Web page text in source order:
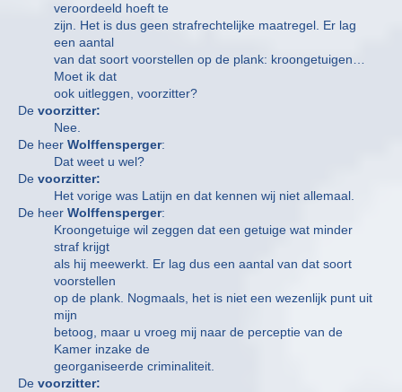
veroordeeld hoeft te
zijn. Het is dus geen strafrechtelijke maatregel. Er lag
een aantal
van dat soort voorstellen op de plank: kroongetuigen…
Moet ik dat
ook uitleggen, voorzitter?
De voorzitter:
Nee.
De heer Wolffensperger:
Dat weet u wel?
De voorzitter:
Het vorige was Latijn en dat kennen wij niet allemaal.
De heer Wolffensperger:
Kroongetuige wil zeggen dat een getuige wat minder
straf krijgt
als hij meewerkt. Er lag dus een aantal van dat soort
voorstellen
op de plank. Nogmaals, het is niet een wezenlijk punt uit
mijn
betoog, maar u vroeg mij naar de perceptie van de
Kamer inzake de
georganiseerde criminaliteit.
De voorzitter: